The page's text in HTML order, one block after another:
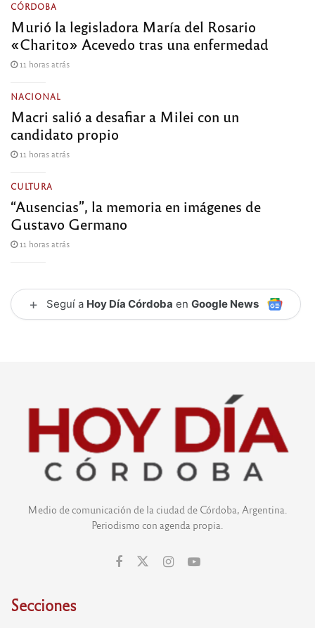
CÓRDOBA
Murió la legisladora María del Rosario
«Charito» Acevedo tras una enfermedad
11 horas atrás
NACIONAL
Macri salió a desafiar a Milei con un
candidato propio
11 horas atrás
CULTURA
“Ausencias”, la memoria en imágenes de
Gustavo Germano
11 horas atrás
+ Seguí a Hoy Día Córdoba en Google News
Medio de comunicación de la ciudad de Córdoba, Argentina.
Periodismo con agenda propia.
Secciones